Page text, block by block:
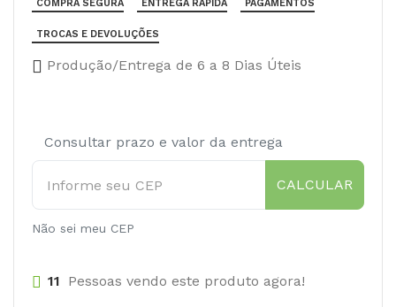
COMPRA SEGURA ENTREGA RÁPIDA PAGAMENTOS
TROCAS E DEVOLUÇÕES
Produção/Entrega de 6 a 8 Dias Úteis
Consultar prazo e valor da entrega
CALCULAR
Não sei meu CEP
11 Pessoas vendo este produto agora!